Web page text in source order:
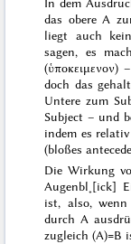
das obere A
liegt auch
sagen, es
(ὑποκειμενον)
doch das
Untere zum
Subject – und
indem es
(bloßes
Die Wirkung
Augenbl˖[ick]
ist, also, wenn
durch A
zugleich (A)=B